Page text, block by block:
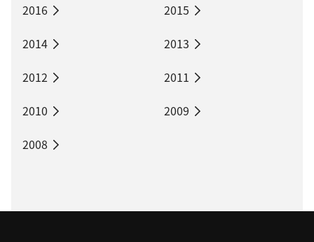
2016
2015
2014
2013
2012
2011
2010
2009
2008